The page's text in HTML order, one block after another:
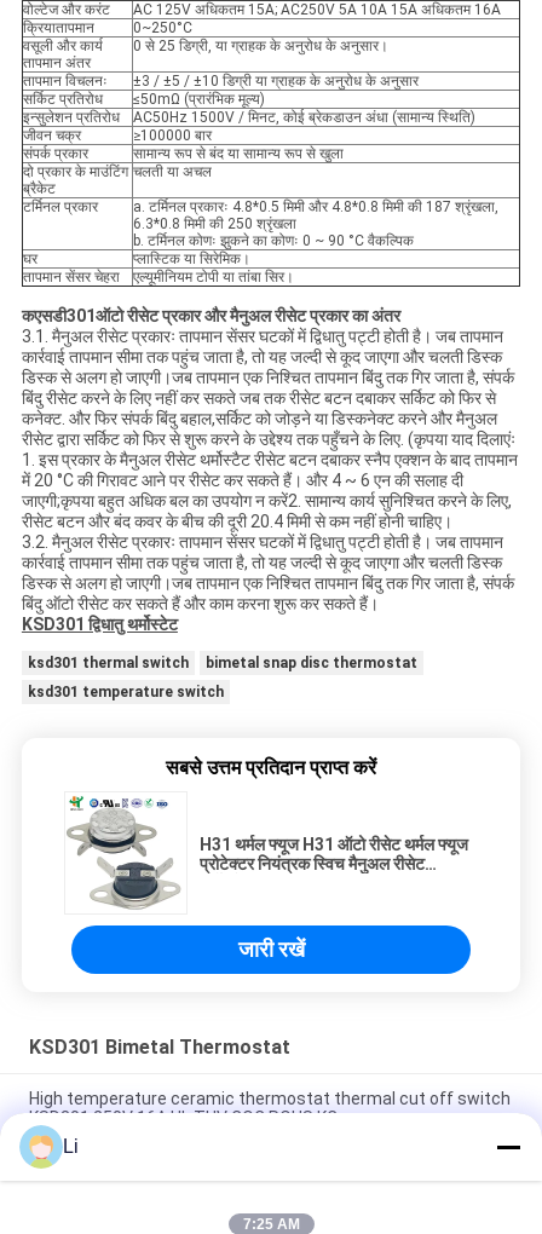
वोल्टेज और करंट
AC 125V अधिकतम 15A; AC250V 5A 10A 15A अधिकतम 16A
क्रियातापमान
0~250°C
वसूली और कार्य
तापमान अंतर
0 से 25 डिग्री, या ग्राहक के अनुरोध के अनुसार।
तापमान विचलनः
±3 / ±5 / ±10 डिग्री या ग्राहक के अनुरोध के अनुसार
सर्किट प्रतिरोध
≤50mΩ (प्रारंभिक मूल्य)
इन्सुलेशन प्रतिरोध
AC50Hz 1500V / मिनट, कोई ब्रेकडाउन अंधा (सामान्य स्थिति)
जीवन चक्र
≥100000 बार
संपर्क प्रकार
सामान्य रूप से बंद या सामान्य रूप से खुला
दो प्रकार के माउंटिंग
ब्रैकेट
चलती या अचल
टर्मिनल प्रकार
a. टर्मिनल प्रकारः 4.8*0.5 मिमी और 4.8*0.8 मिमी की 187 श्रृंखला,
6.3*0.8 मिमी की 250 श्रृंखला
b. टर्मिनल कोणः झुकने का कोणः 0 ~ 90 °C वैकल्पिक
घर
प्लास्टिक या सिरेमिक।
तापमान सेंसर चेहरा
एल्यूमीनियम टोपी या तांबा सिर।
कएसडी301ऑटो रीसेट प्रकार और मैनुअल रीसेट प्रकार का अंतर
3.1. मैनुअल रीसेट प्रकारः तापमान सेंसर घटकों में द्विधातु पट्टी होती है। जब तापमान
कार्रवाई तापमान सीमा तक पहुंच जाता है, तो यह जल्दी से कूद जाएगा और चलती डिस्क
डिस्क से अलग हो जाएगी।जब तापमान एक निश्चित तापमान बिंदु तक गिर जाता है, संपर्क
बिंदु रीसेट करने के लिए नहीं कर सकते जब तक रीसेट बटन दबाकर सर्किट को फिर से
कनेक्ट. और फिर संपर्क बिंदु बहाल,सर्किट को जोड़ने या डिस्कनेक्ट करने और मैनुअल
रीसेट द्वारा सर्किट को फिर से शुरू करने के उद्देश्य तक पहुँचने के लिए. (कृपया याद दिलाएंः
1. इस प्रकार के मैनुअल रीसेट थर्मोस्टैट रीसेट बटन दबाकर स्नैप एक्शन के बाद तापमान
में 20 °C की गिरावट आने पर रीसेट कर सकते हैं। और 4 ~ 6 एन की सलाह दी
जाएगी;कृपया बहुत अधिक बल का उपयोग न करें2. सामान्य कार्य सुनिश्चित करने के लिए,
रीसेट बटन और बंद कवर के बीच की दूरी 20.4 मिमी से कम नहीं होनी चाहिए।
3.2. मैनुअल रीसेट प्रकारः तापमान सेंसर घटकों में द्विधातु पट्टी होती है। जब तापमान
कार्रवाई तापमान सीमा तक पहुंच जाता है, तो यह जल्दी से कूद जाएगा और चलती डिस्क
डिस्क से अलग हो जाएगी।जब तापमान एक निश्चित तापमान बिंदु तक गिर जाता है, संपर्क
बिंदु ऑटो रीसेट कर सकते हैं और काम करना शुरू कर सकते हैं।
KSD301 द्विधातु थर्मोस्टेट
ksd301 thermal switch
bimetal snap disc thermostat
ksd301 temperature switch
सबसे उत्तम प्रतिदान प्राप्त करें
H31 थर्मल फ्यूज H31 ऑटो रीसेट थर्मल फ्यूज
प्रोटेक्टर नियंत्रक स्विच मैनुअल रीसेट
जारी रखें
KSD301 Bimetal Thermostat
High temperature ceramic thermostat thermal cut off switch
KSD301 250V 16A UL TUV CQC ROHS KC
Bimetal Disc Snap Action Thermostats, low temperature
limited control switch H31 250V 10 13C
Li
7:25 AM